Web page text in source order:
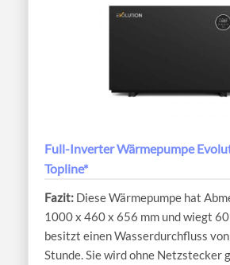
Full-Inverter Wärmepumpe
Topline*
Diese Wärmepumpe hat
1000 x 460 x 656 mm und wiegt
besitzt einen Wasserdurchfluss von
Stunde. Sie wird ohne Netzstecker